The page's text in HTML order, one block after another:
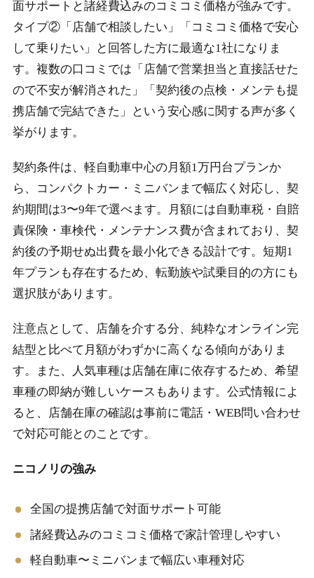
面サポートと諸経費込みのコミコミ価格が強みです。
タイプ②「店舗で相談したい」「コミコミ価格で安心
して乗りたい」と回答した方に最適な1社になりま
す。複数の口コミでは「店舗で営業担当と直接話せた
ので不安が解消された」「契約後の点検・メンテも提
携店舗で完結できた」という安心感に関する声が多く
挙がります。
契約条件は、軽自動車中心の月額1万円台プランか
ら、コンパクトカー・ミニバンまで幅広く対応し、契
約期間は3〜9年で選べます。月額には自動車税・自賠
責保険・車検代・メンテナンス費が含まれており、契
約後の予期せぬ出費を最小化できる設計です。短期1
年プランも存在するため、転勤族や試乗目的の方にも
選択肢があります。
注意点として、店舗を介する分、純粋なオンライン完
結型と比べて月額がわずかに高くなる傾向がありま
す。また、人気車種は店舗在庫に依存するため、希望
車種の即納が難しいケースもあります。公式情報によ
ると、店舗在庫の確認は事前に電話・WEB問い合わせ
で対応可能とのことです。
ニコノリの強み
全国の提携店舗で対面サポート可能
諸経費込みのコミコミ価格で家計管理しやすい
軽自動車〜ミニバンまで幅広い車種対応